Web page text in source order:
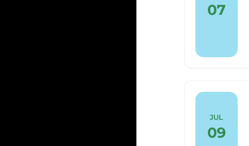
07
JUL
09